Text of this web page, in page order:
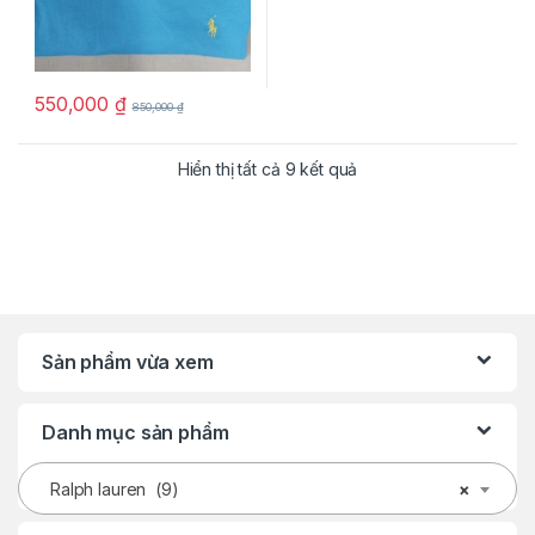
550,000 ₫ 850,000₫
Hiển thị tất cả 9 kết quả
Sản phẩm vừa xem
Danh mục sản phẩm
×
Ralph lauren (9)